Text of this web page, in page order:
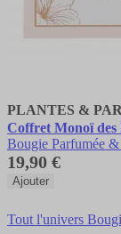
PLANTES &
Coffret Monoï
Bougie Parfumée
19,90 €
Ajouter
Tout l'univers